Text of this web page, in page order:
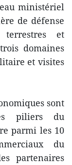
ministériel
de défense
et
domaines
et visites
sont
piliers du
parmi les 10
du
partenaires